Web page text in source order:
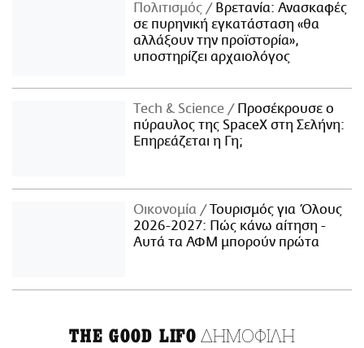
Πολιτισμός
Βρετανία: Ανασκαφές
σε πυρηνική εγκατάσταση «θα
αλλάξουν την προϊστορία»,
υποστηρίζει αρχαιολόγος
Τech & Science
Προσέκρουσε ο
πύραυλος της SpaceX στη Σελήνη:
Επηρεάζεται η Γη;
Οικονομία
Τουρισμός για Όλους
2026-2027: Πώς κάνω αίτηση -
Αυτά τα ΑΦΜ μπορούν πρώτα
THE GOOD LIFO ΔΗΜΟΦΙΛΗ